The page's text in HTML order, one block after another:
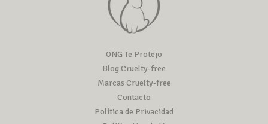
ONG Te Protejo
Blog Cruelty-free
Marcas Cruelty-free
Contacto
Política de Privacidad